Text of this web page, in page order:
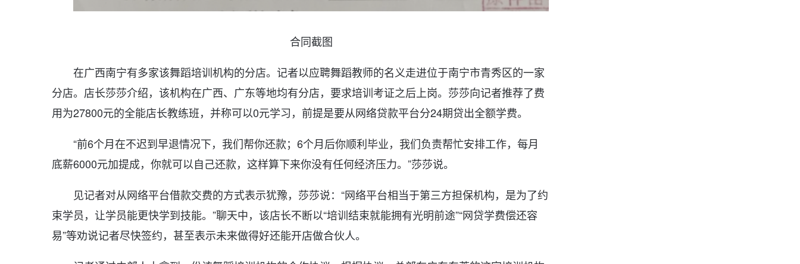
合同截图
在广西南宁有多家该舞蹈培训机构的分店。记者以应聘舞蹈教师的名义走进位于南宁市青秀区的一家
分店。店长莎莎介绍，该机构在广西、广东等地均有分店，要求培训考证之后上岗。莎莎向记者推荐了费
用为27800元的全能店长教练班，并称可以0元学习，前提是要从网络贷款平台分24期贷出全额学费。
“前6个月在不迟到早退情况下，我们帮你还款；6个月后你顺利毕业，我们负责帮忙安排工作，每月
底薪6000元加提成，你就可以自己还款，这样算下来你没有任何经济压力。”莎莎说。
见记者对从网络平台借款交费的方式表示犹豫，莎莎说：“网络平台相当于第三方担保机构，是为了约
束学员，让学员能更快学到技能。”聊天中，该店长不断以“培训结束就能拥有光明前途”“网贷学费偿还容
易”等劝说记者尽快签约，甚至表示未来做得好还能开店做合伙人。